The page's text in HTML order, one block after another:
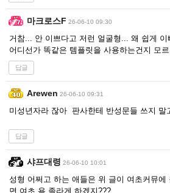
마크로스F 26-06-10 09:30
거참... 안 이쁘다고 저런 얼굴형... 왜 쉽게 이
어디선가 똑같은 템플릿을 사용하는건지 모르
답글
Arewen 26-06-10 09:31
미성년자라 잖아 판사한테 반성문들 쓰지 말
답글
샤프대령 26-06-10 10:01
성형 어쩌고 하는 애들은 위 글이 여초커뮤에
면 여초 욕 졸라게 하겠지???